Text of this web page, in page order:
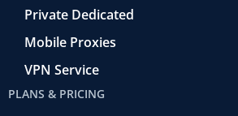
Private Dedicated
Mobile Proxies
VPN Service
PLANS & PRICING